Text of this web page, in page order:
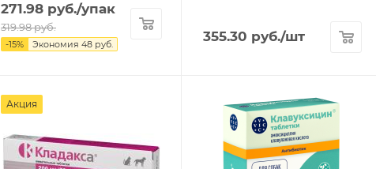
271.98 руб./упак
319.98руб.
-15% Экономия 48 руб. 355.30 руб./шт
Акция